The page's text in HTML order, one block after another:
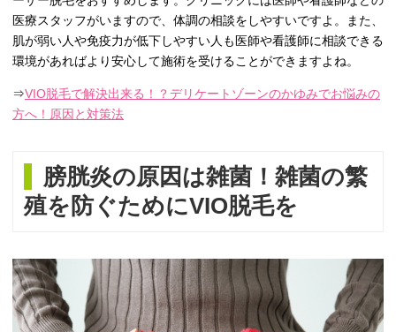
医療スタッフがいますので、体調の相談をしやすいですよ。また、
肌が弱い人や免疫力が低下しやすい人も医師や看護師に相談できる
環境があればより安心して施術を受けることができますよね。
⇒VIO脱毛で解決出来る！？デリケートゾーンのかゆみでお悩みの
方へ！原因と対策法
膀胱炎の原因は雑菌！雑菌の繁
殖を防ぐためにVIO脱毛を